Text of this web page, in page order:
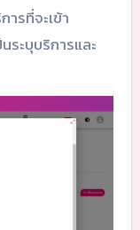
รที่จะเข้า
ระบุบริการและ